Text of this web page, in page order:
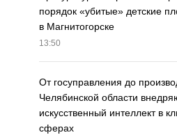
порядок «убитые» детские
в Магнитогорске
13:50
От госуправления до
Челябинской области
искусственный интеллект в
сферах